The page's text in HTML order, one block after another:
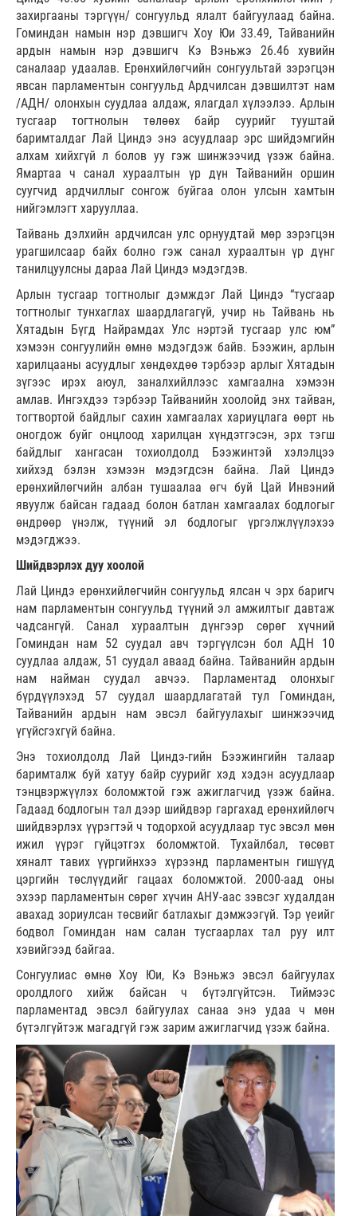
захиргааны тэргүүн/ сонгуульд ялалт байгуулаад байна.
Гоминдан намын нэр дэвшигч Хоу Юи 33.49, Тайванийн
ардын намын нэр дэвшигч Кэ Вэньжэ 26.46 хувийн
саналаар удаалав. Ерөнхийлөгчийн сонгуультай зэрэгцэн
явсан парламентын сонгуульд Ардчилсан дэвшилтэт нам
/АДН/ олонхын суудлаа алдаж, ялагдал хүлээлээ. Арлын
тусгаар тогтнолын төлөөх байр суурийг тууштай
баримталдаг Лай Циндэ энэ асуудлаар эрс шийдэмгийн
алхам хийхгүй л болов уу гэж шинжээчид үзэж байна.
Ямартаа ч санал хураалтын үр дүн Тайванийн оршин
суугчид ардчиллыг сонгож буйгаа олон улсын хамтын
нийгэмлэгт харууллаа.
Тайвань дэлхийн ардчилсан улс орнуудтай мөр зэрэгцэн
урагшилсаар байх болно гэж санал хураалтын үр дүнг
танилцуулсны дараа Лай Циндэ мэдэгдэв.
Арлын тусгаар тогтнолыг дэмждэг Лай Циндэ “тусгаар
тогтнолыг тунхаглах шаардлагагүй, учир нь Тайвань нь
Хятадын Бүгд Найрамдах Улс нэртэй тусгаар улс юм”
хэмээн сонгуулийн өмнө мэдэгдэж байв. Бээжин, арлын
харилцааны асуудлыг хөндөхдөө тэрбээр арлыг Хятадын
зүгээс ирэх аюул, заналхийллээс хамгаална хэмээн
амлав. Ингэхдээ тэрбээр Тайванийн хоолойд энх тайван,
тогтвортой байдлыг сахин хамгаалах хариуцлага өөрт нь
оногдож буйг онцлоод харилцан хүндэтгэсэн, эрх тэгш
байдлыг хангасан тохиолдолд Бээжинтэй хэлэлцээ
хийхэд бэлэн хэмээн мэдэгдсэн байна. Лай Циндэ
ерөнхийлөгчийн албан тушаалаа өгч буй Цай Инвэний
явуулж байсан гадаад болон батлан хамгаалах бодлогыг
өндрөөр үнэлж, түүний эл бодлогыг үргэлжлүүлэхээ
мэдэгджээ.
Шийдвэрлэх дуу хоолой
Лай Циндэ ерөнхийлөгчийн сонгуульд ялсан ч эрх баригч
нам парламентын сонгуульд түүний эл амжилтыг давтаж
чадсангүй. Санал хураалтын дүнгээр сөрөг хүчний
Гоминдан нам 52 суудал авч тэргүүлсэн бол АДН 10
суудлаа алдаж, 51 суудал аваад байна. Тайванийн ардын
нам найман суудал авчээ. Парламентад олонхыг
бүрдүүлэхэд 57 суудал шаардлагатай тул Гоминдан,
Тайванийн ардын нам эвсэл байгуулахыг шинжээчид
үгүйсгэхгүй байна.
Энэ тохиолдолд Лай Циндэ-гийн Бээжингийн талаар
баримталж буй хатуу байр суурийг хэд хэдэн асуудлаар
тэнцвэржүүлэх боломжтой гэж ажиглагчид үзэж байна.
Гадаад бодлогын тал дээр шийдвэр гаргахад ерөнхийлөгч
шийдвэрлэх үүрэгтэй ч тодорхой асуудлаар тус эвсэл мөн
ижил үүрэг гүйцэтгэх боломжтой. Тухайлбал, төсөвт
хяналт тавих үүргийнхээ хүрээнд парламентын гишүүд
цэргийн төслүүдийг гацаах боломжтой. 2000-аад оны
эхээр парламентын сөрөг хүчин АНУ-аас зэвсэг худалдан
авахад зориулсан төсвийг батлахыг дэмжээгүй. Тэр үеийг
бодвол Гоминдан нам салан тусгаарлах тал руу илт
хэвийгээд байгаа.
Сонгуулиас өмнө Хоу Юи, Кэ Вэньжэ эвсэл байгуулах
оролдлого хийж байсан ч бүтэлгүйтсэн. Тиймээс
парламентад эвсэл байгуулах санаа энэ удаа ч мөн
бүтэлгүйтэж магадгүй гэж зарим ажиглагчид үзэж байна.